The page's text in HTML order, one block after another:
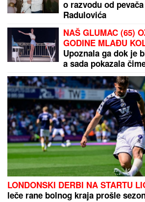
DAN ZA KUPOVINU
TELEFONA,
savet za subotu 8.
dobre aspekte -
donosi novac i
"VIDI KAKO
Pevačicu BIVŠI MUŽ
OMALOVAŽAVAO
ostavila i SREĆU
GODINA MLAĐIM